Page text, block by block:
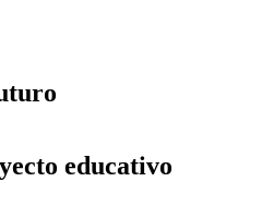
educativo